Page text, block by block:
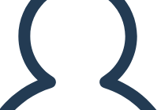
ČITAJ MI